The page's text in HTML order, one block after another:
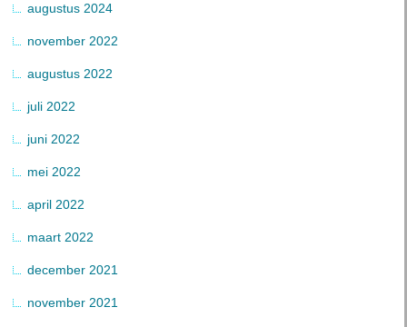
augustus 2024
november 2022
augustus 2022
juli 2022
juni 2022
mei 2022
april 2022
maart 2022
december 2021
november 2021